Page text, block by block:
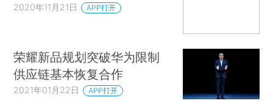
2020年11月21日 APP打开
荣耀新品规划突破华为限制
供应链基本恢复合作
2021年01月22日 APP打开